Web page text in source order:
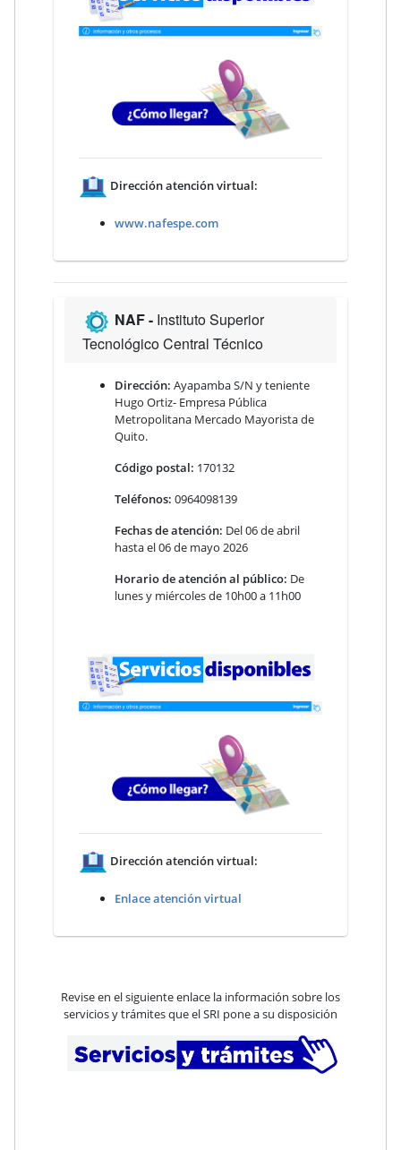
Dirección atención virtual:
www.nafespe.com
NAF - Instituto Superior
Tecnológico Central Técnico
Dirección: Ayapamba S/N y teniente
Hugo Ortiz- Empresa Pública
Metropolitana Mercado Mayorista de
Quito.
Código postal: 170132
Teléfonos: 0964098139
Fechas de atención: Del 06 de abril
hasta el 06 de mayo 2026
Horario de atención al público: De
lunes y miércoles de 10h00 a 11h00
Dirección atención virtual:
Enlace atención virtual
Revise en el siguiente enlace la información sobre los
servicios y trámites que el SRI pone a su disposición